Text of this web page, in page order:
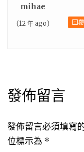
mihae
(12 年 ago) 回覆
發佈留言
發佈留言必須填寫
位標示為 *